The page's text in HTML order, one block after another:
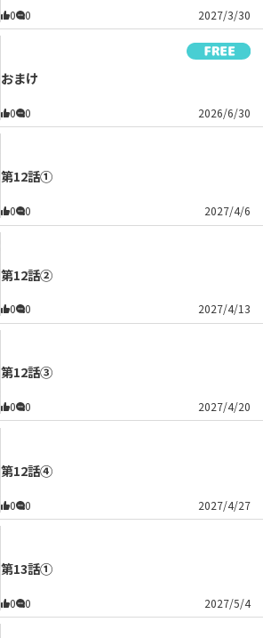
0 0 2027/3/30
おまけ
0 0 2026/6/30
第12話①
0 0 2027/4/6
第12話②
0 0 2027/4/13
第12話③
0 0 2027/4/20
第12話④
0 0 2027/4/27
第13話①
0 0 2027/5/4